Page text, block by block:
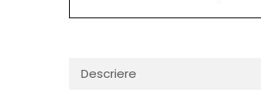
Descriere